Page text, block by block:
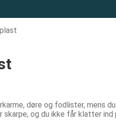
døre og fodlister, mens
og du ikke får klatter ind